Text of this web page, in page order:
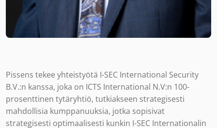
Pissens tekee yhteistyötä I-SEC International Security
B.V.:n kanssa, joka on ICTS International N.V:n 100-
prosenttinen tytäryhtiö, tutkiakseen strategisesti
mahdollisia kumppanuuksia, jotka sopisivat
strategisesti optimaalisesti kunkin I-SEC Internationalin